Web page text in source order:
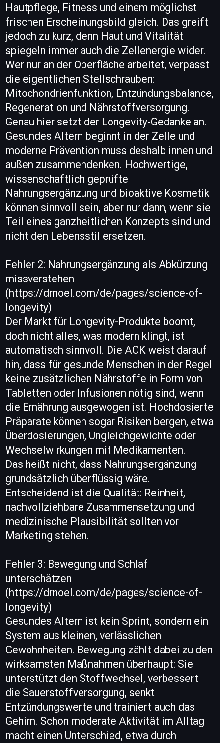
Hautpflege, Fitness und einem möglichst
frischen Erscheinungsbild gleich. Das greift
jedoch zu kurz, denn Haut und Vitalität
spiegeln immer auch die Zellenergie wider.
Wer nur an der Oberfläche arbeitet, verpasst
die eigentlichen Stellschrauben:
Mitochondrienfunktion, Entzündungsbalance,
Regeneration und Nährstoffversorgung.
Genau hier setzt der Longevity-Gedanke an.
Gesundes Altern beginnt in der Zelle und
moderne Prävention muss deshalb innen und
außen zusammendenken. Hochwertige,
wissenschaftlich geprüfte
Nahrungsergänzung und bioaktive Kosmetik
können sinnvoll sein, aber nur dann, wenn sie
Teil eines ganzheitlichen Konzepts sind und
nicht den Lebensstil ersetzen.
Fehler 2: Nahrungsergänzung als Abkürzung
missverstehen
(https://drnoel.com/de/pages/science-of-
longevity)
Der Markt für Longevity-Produkte boomt,
doch nicht alles, was modern klingt, ist
automatisch sinnvoll. Die AOK weist darauf
hin, dass für gesunde Menschen in der Regel
keine zusätzlichen Nährstoffe in Form von
Tabletten oder Infusionen nötig sind, wenn
die Ernährung ausgewogen ist. Hochdosierte
Präparate können sogar Risiken bergen, etwa
Überdosierungen, Ungleichgewichte oder
Wechselwirkungen mit Medikamenten.
Das heißt nicht, dass Nahrungsergänzung
grundsätzlich überflüssig wäre.
Entscheidend ist die Qualität: Reinheit,
nachvollziehbare Zusammensetzung und
medizinische Plausibilität sollten vor
Marketing stehen.
Fehler 3: Bewegung und Schlaf
unterschätzen
(https://drnoel.com/de/pages/science-of-
longevity)
Gesundes Altern ist kein Sprint, sondern ein
System aus kleinen, verlässlichen
Gewohnheiten. Bewegung zählt dabei zu den
wirksamsten Maßnahmen überhaupt: Sie
unterstützt den Stoffwechsel, verbessert
die Sauerstoffversorgung, senkt
Entzündungswerte und trainiert auch das
Gehirn. Schon moderate Aktivität im Alltag
macht einen Unterschied, etwa durch